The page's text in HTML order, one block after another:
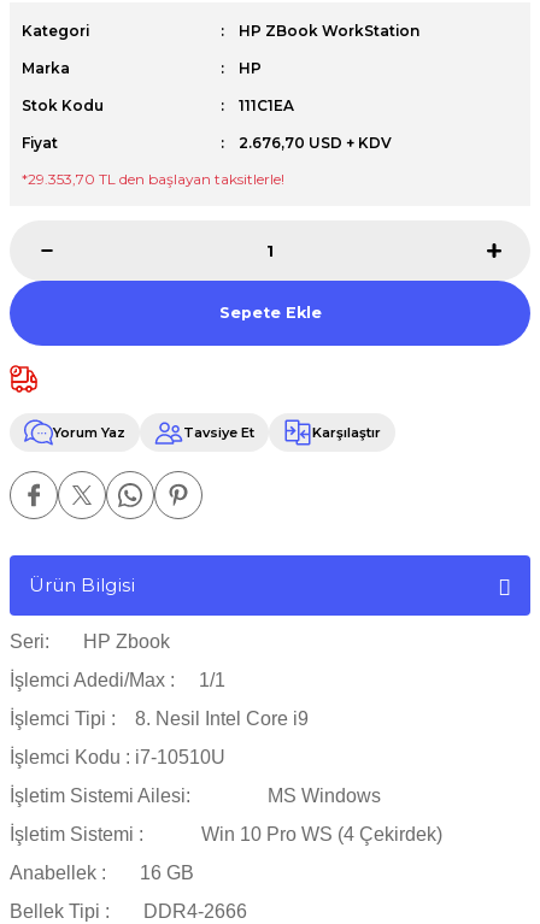
/ XPS+GPU
Kategori HP ZBook WorkStation
Marka HP
Stok Kodu 111C1EA
Fiyat
2.676,70 USD + KDV
*29.353,70 TL den başlayan taksitlerle!
Sepete Ekle
Yorum Yaz Tavsiye Et Karşılaştır
Ürün Bilgisi
Seri: HP Zbook
İşlemci Adedi/Max : 1/1
İşlemci Tipi : 8. Nesil Intel Core i9
İşlemci Kodu : i7-10510U
İşletim Sistemi Ailesi: MS Windows
İşletim Sistemi : Win 10 Pro WS (4 Çekirdek)
Anabellek : 16 GB
Bellek Tipi : DDR4-2666